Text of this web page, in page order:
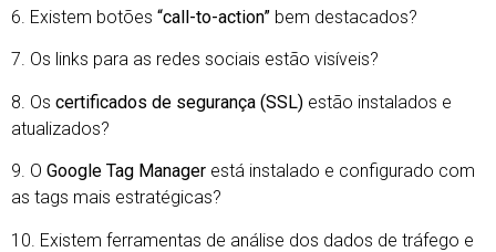
6. Existem botões “call-to-action” bem destacados?
7. Os links para as redes sociais estão visíveis?
8. Os certificados de segurança (SSL) estão instalados e
atualizados?
9. O Google Tag Manager está instalado e configurado com
as tags mais estratégicas?
10. Existem ferramentas de análise dos dados de tráfego e